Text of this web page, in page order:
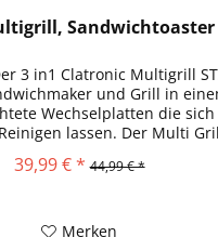
3 in1 Clatronic Multigrill
und Grill in
Wechselplatten die
lassen. Der Multi
39,99 € * 44,99 € *
Merken